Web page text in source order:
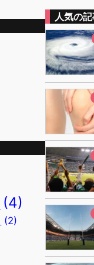
(4)
(2)
人気の